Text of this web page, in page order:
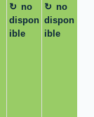
no
dispon
ible
no
dispon
ible